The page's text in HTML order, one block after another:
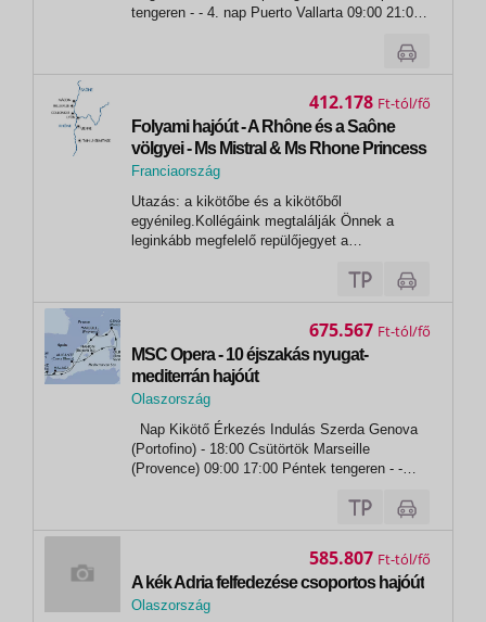
tengeren - - 4. nap Puerto Vallarta 09:00 21:00
14:30 8. nap tengeren...
Folyami hajóút - A Rhône és a Saône
völgyei - Ms Mistral & Ms Rhone Princess
Franciaország
Lyon
Utazás: a kikötőbe és a kikötőből
egyénileg.Kollégáink megtalálják Önnek a
leginkább megfelelő repülőjegyet a
hajónként:MS Mistral: 2025. október
29.-november 02.MS Rhone Princess: 2025.
412.178 Ft
MSC Opera - 10 éjszakás nyugat-
mediterrán hajóút
Olaszország
Genova
(Portofino) - 18:00 Csütörtök Marseille
(Provence) 09:00 17:00 Péntek tengeren - -
Vasárnap Cadiz (Sevilla)** 07:00 17:00 Hétfő
Lisszabon (Cascais) 09:00 18:00...
675.567 Ft
A kék Adria felfedezése csoportos hajóút
Olaszország
585.807 Ft